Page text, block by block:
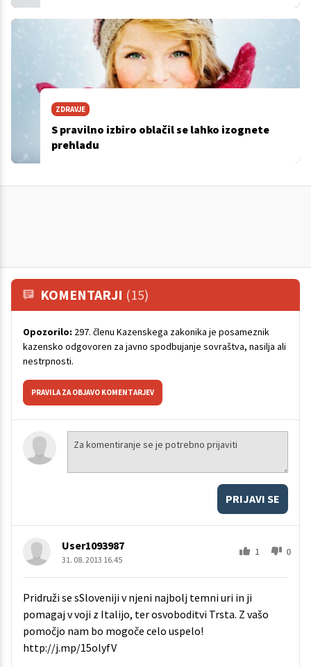
ZDRAVJE
S pravilno izbiro oblačil se lahko izognete
prehladu
KOMENTARJI (15)
Opozorilo: 297. členu Kazenskega zakonika je posameznik
kazensko odgovoren za javno spodbujanje sovraštva, nasilja ali
nestrpnosti.
PRAVILA ZA OBJAVO KOMENTARJEV
PRIJAVI SE
User1093987
31. 08. 2013 16.45
1 0
Pridruži se sSloveniji v njeni najbolj temni uri in ji
pomagaj v voji z Italijo, ter osvoboditvi Trsta. Z vašo
pomočjo nam bo mogoče celo uspelo!
http://j.mp/15olyfV